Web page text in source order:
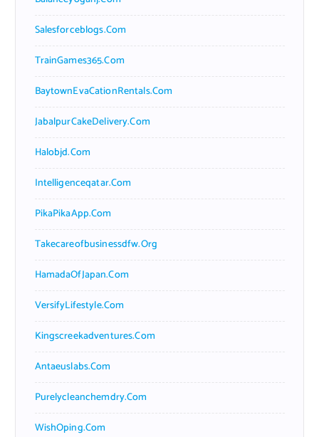
Salesforceblogs.com
TrainGames365.com
BaytownEvaCationRentals.com
JabalpurCakeDelivery.com
Halobjd.com
Intelligenceqatar.com
PikaPikaApp.com
Takecareofbusinessdfw.org
HamadaOfJapan.com
VersifyLifestyle.com
Kingscreekadventures.com
Antaeuslabs.com
Purelycleanchemdry.com
WishOping.com